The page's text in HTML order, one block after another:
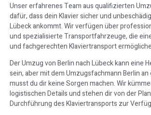
Unser erfahrenes Team aus qualifizierten
dafür, dass dein Klavier sicher und
Lübeck ankommt. Wir verfügen über
und spezialisierte Transportfahrzeuge, die
und fachgerechten Klaviertransport
Der Umzug von Berlin nach Lübeck kann eine
sein, aber mit dem Umzugsfachmann Berlin
musst du dir keine Sorgen machen. Wir
logistischen Details und stehen dir von der
Durchführung des Klaviertransports zur